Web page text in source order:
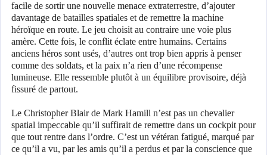
facile de sortir une nouvelle menace extraterrestre, d’ajouter
davantage de batailles spatiales et de remettre la machine
héroïque en route. Le jeu choisit au contraire une voie plus
amère. Cette fois, le conflit éclate entre humains. Certains
anciens héros sont usés, d’autres ont trop bien appris à penser
comme des soldats, et la paix n’a rien d’une récompense
lumineuse. Elle ressemble plutôt à un équilibre provisoire, déjà
fissuré de partout.
Le Christopher Blair de Mark Hamill n’est pas un chevalier
spatial impeccable qu’il suffirait de remettre dans un cockpit pour
que tout rentre dans l’ordre. C’est un vétéran fatigué, marqué par
ce qu’il a vu, par les amis qu’il a perdus et par la conscience que